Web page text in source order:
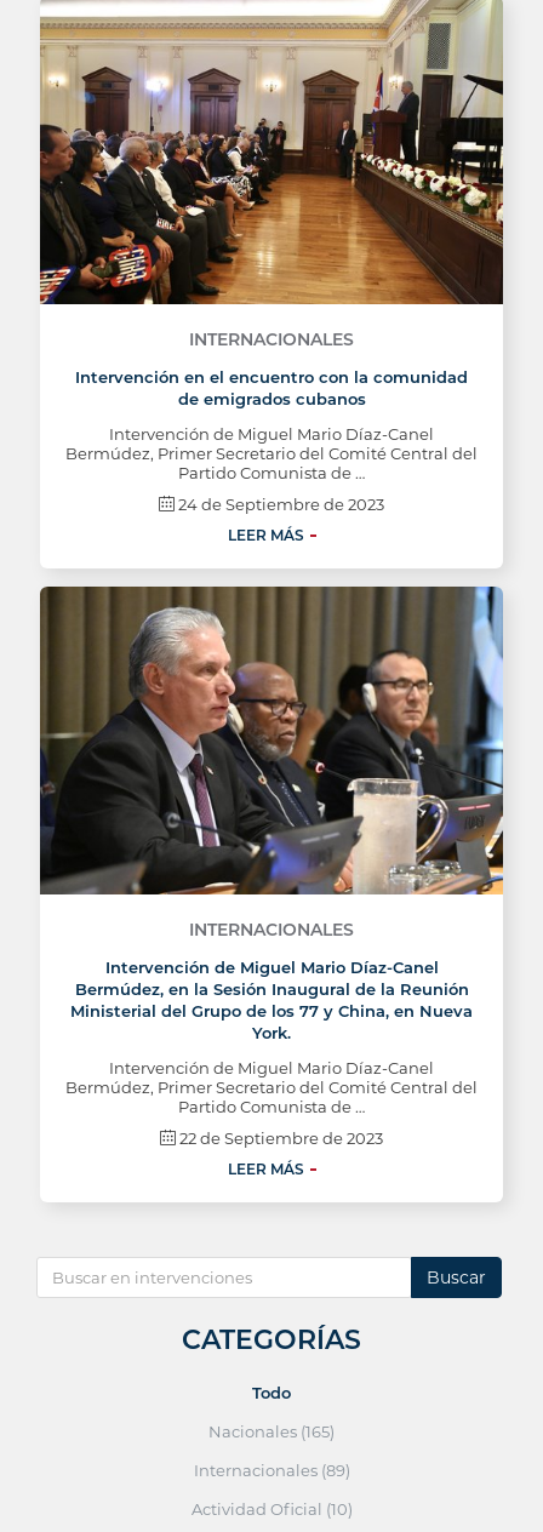
INTERNACIONALES
Intervención en el encuentro con la comunidad
de emigrados cubanos
Intervención de Miguel Mario Díaz-Canel
Bermúdez, Primer Secretario del Comité Central del
Partido Comunista de …
24 de Septiembre de 2023
LEER MÁS
INTERNACIONALES
Intervención de Miguel Mario Díaz-Canel
Bermúdez, en la Sesión Inaugural de la Reunión
Ministerial del Grupo de los 77 y China, en Nueva
York.
Intervención de Miguel Mario Díaz-Canel
Bermúdez, Primer Secretario del Comité Central del
Partido Comunista de …
22 de Septiembre de 2023
LEER MÁS
Buscar
CATEGORÍAS
Todo
Nacionales (165)
Internacionales (89)
Actividad Oficial (10)